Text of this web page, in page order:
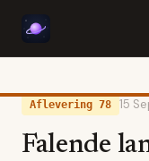
Aflevering 78 15
Falende